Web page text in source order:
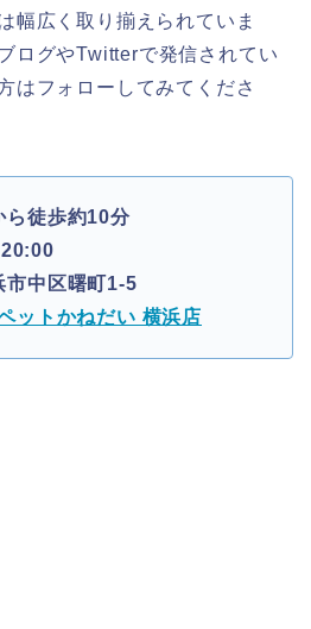
幅広く取り揃えられていま
ログやTwitterで発信されてい
はフォローしてみてくださ
ら徒歩約10分
市中区曙町1-5
ットかねだい 横浜店